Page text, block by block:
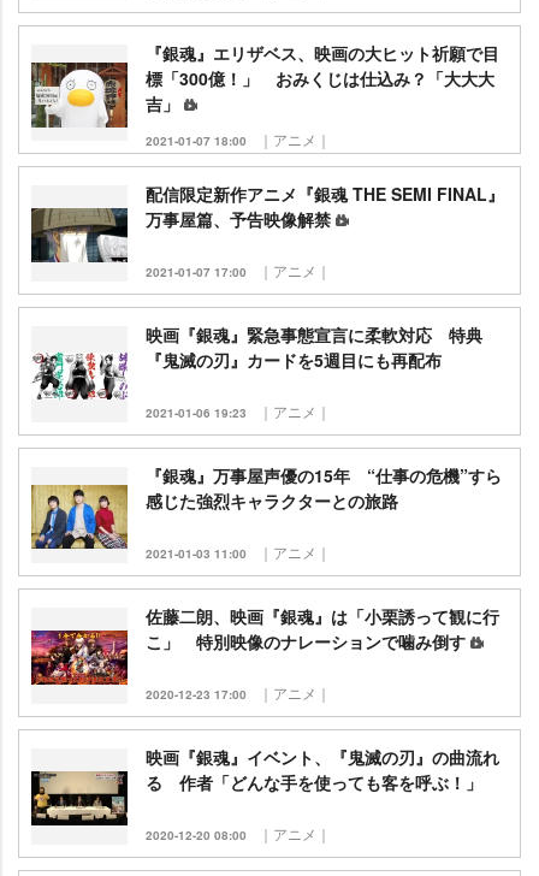
『銀魂』エリザベス、映画の大ヒット祈願で目
標「300億！」 おみくじは仕込み？「大大大
吉」
2021-01-07 18:00 ｜アニメ｜
配信限定新作アニメ『銀魂 THE SEMI FINAL』
万事屋篇、予告映像解禁
2021-01-07 17:00 ｜アニメ｜
映画『銀魂』緊急事態宣言に柔軟対応 特典
『鬼滅の刃』カードを5週目にも再配布
2021-01-06 19:23 ｜アニメ｜
『銀魂』万事屋声優の15年 “仕事の危機”すら
感じた強烈キャラクターとの旅路
2021-01-03 11:00 ｜アニメ｜
佐藤二朗、映画『銀魂』は「小栗誘って観に行
こ」 特別映像のナレーションで噛み倒す
2020-12-23 17:00 ｜アニメ｜
映画『銀魂』イベント、『鬼滅の刃』の曲流れ
る 作者「どんな手を使っても客を呼ぶ！」
2020-12-20 08:00 ｜アニメ｜